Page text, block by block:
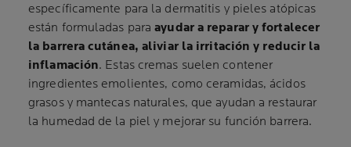
específicamente para la dermatitis y pieles atópicas
están formuladas paraayudar a reparar y fortalecer
la barrera cutánea, aliviar la irritación y reducir la
inflamación. Estas cremas suelen contener
ingredientes emolientes, como ceramidas, ácidos
grasos y mantecas naturales, que ayudan a restaurar
la humedad de la piel y mejorar su función barrera.